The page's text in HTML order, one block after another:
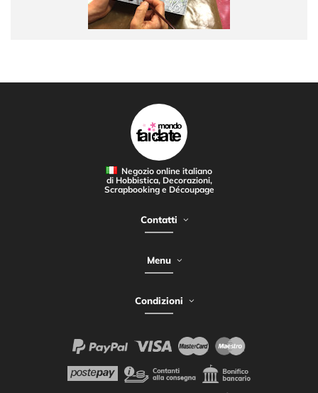
Negozio online italiano
di Hobbistica, Decorazioni,
Scrapbooking e Découpage
Contatti
Menu
Condizioni